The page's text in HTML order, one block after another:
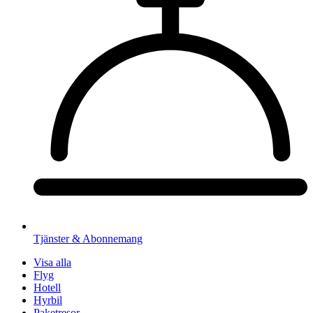
Tjänster & Abonnemang
Visa alla
Flyg
Hotell
Hyrbil